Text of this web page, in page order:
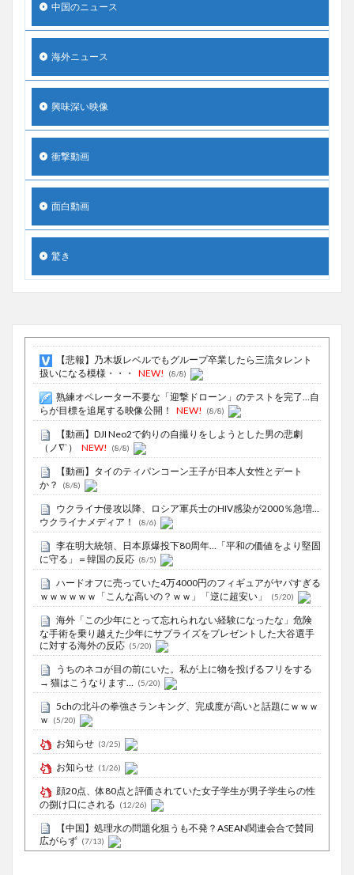
中国のニュース
海外ニュース
興味深い映像
衝撃動画
面白動画
驚き
【悲報】乃木坂レベルでもグループ卒業したら三流タレント
扱いになる模様・・・
NEW! (8/8)
熟練オペレーター不要な「迎撃ドローン」のテストを完了…自
らが目標を追尾する映像公開！
NEW! (8/8)
【動画】DJI Neo2で釣りの自撮りをしようとした男の悲劇
（ノ∇`）
NEW! (8/8)
【動画】タイのティパンコーン王子が日本人女性とデート
か？
(8/8)
ウクライナ侵攻以降、ロシア軍兵士のHIV感染が2000％急増…
ウクライナメディア！
(8/6)
李在明大統領、日本原爆投下80周年…「平和の価値をより堅固
に守る」＝韓国の反応 (8/5)
ハードオフに売っていた4万4000円のフィギュアがヤバすぎる
ｗｗｗｗｗｗ「こんな高いの？ｗｗ」「逆に超安い」
(5/20)
海外「この少年にとって忘れられない経験になったな」危険
な手術を乗り越えた少年にサプライズをプレゼントした大谷選手
に対する海外の反応 (5/20)
うちのネコが目の前にいた。私が上に物を投げるフリをする
→ 猫はこうなります…
(5/20)
5chの北斗の拳強さランキング、完成度が高いと話題にｗｗｗ
ｗ
(5/20)
お知らせ (3/25)
お知らせ (1/26)
顔20点、体80点と評価されていた女子学生が男子学生らの性
の捌け口にされる (12/26)
【中国】処理水の問題化狙うも不発？ASEAN関連会合で賛同
広がらず (7/13)